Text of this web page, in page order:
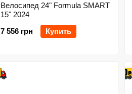
Велосипед 24" Formula SMART
15" 2024
7 556 грн
Купить